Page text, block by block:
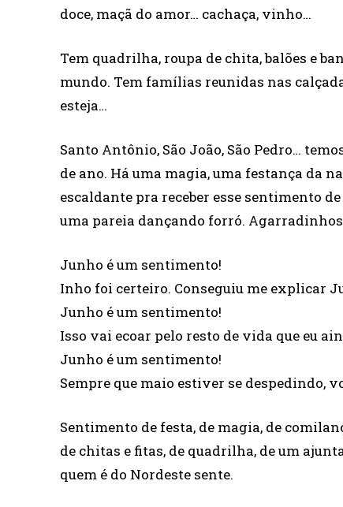
doce, maçã do amor… cachaça, vinho…
Tem quadrilha, roupa de chita, balões e
mundo. Tem famílias reunidas nas
esteja…
Santo Antônio, São João, São Pedro…
de ano. Há uma magia, uma festança da
escaldante pra receber esse sentimento
uma pareia dançando forró.
Junho é um sentimento!
Inho foi certeiro. Conseguiu me explicar
Junho é um sentimento!
Isso vai ecoar pelo resto de vida que eu
Junho é um sentimento!
Sempre que maio estiver se despedindo,
Sentimento de festa, de magia, de
de chitas e fitas, de quadrilha, de um
quem é do Nordeste sente.